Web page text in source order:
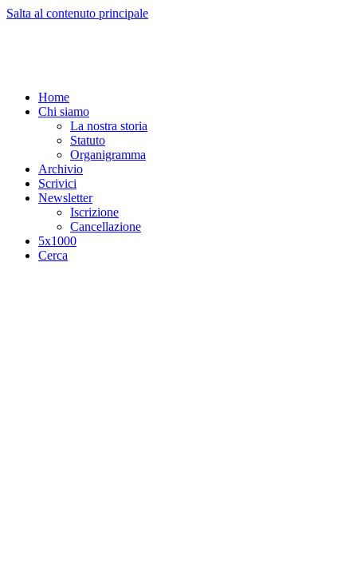
Salta al contenuto principale
Home
Chi siamo
La nostra storia
Statuto
Organigramma
Archivio
Scrivici
Newsletter
Iscrizione
Cancellazione
5x1000
Cerca